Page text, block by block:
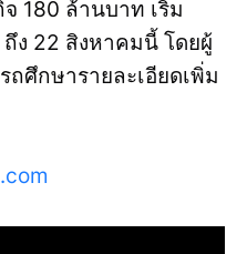
180 ล้านบาท เริ่ม
ง 22 สิงหาคมนี้ โดยผู้
ศึกษารายละเอียดเพิ่ม